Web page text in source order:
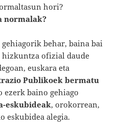
hori?
normalak?
behar, baina bai
ofizial daude
euskara eta
Publikoek bermatu
ezerk baino gehiago
eskubideak, orokorrean,
eskubidea alegia.